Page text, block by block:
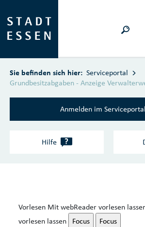
Sie befinden sich hier: Serviceportal
Grundbesitzabgaben - Anzeige
Anmelden im Serviceportal
Hilfe ?
Vorlesen Mit webReader vorlesen
vorlesen lassen
Focus Focus